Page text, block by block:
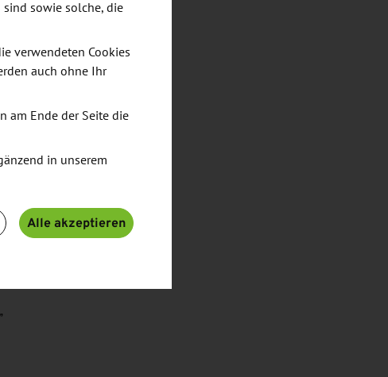
sind sowie solche, die
verwendeten Cookies
auch ohne Ihr
am Ende der Seite die
in unserem
Alle akzeptieren